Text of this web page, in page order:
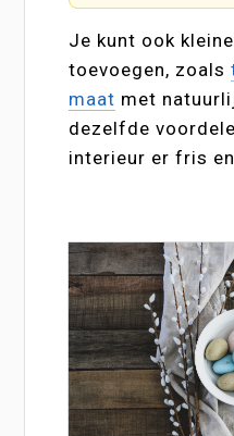
Je kunt ook
toevoegen, zoals
maat met
dezelfde
interieur er fris